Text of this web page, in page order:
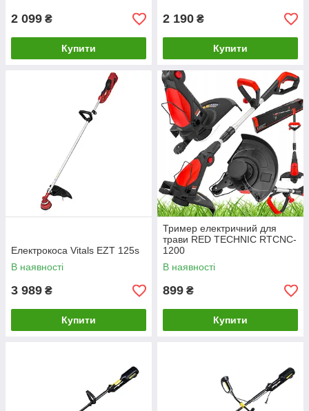
2 099 ₴
Купити
2 190 ₴
Купити
Електрокоса Vitals EZT 125s
В наявності
3 989 ₴
Купити
Тример електричний для
трави RED TECHNIC RTCNC-
1200
В наявності
899 ₴
Купити